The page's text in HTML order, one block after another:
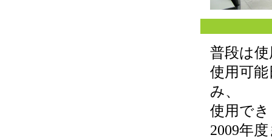
普段は
使用可
み、
使用で
2009年